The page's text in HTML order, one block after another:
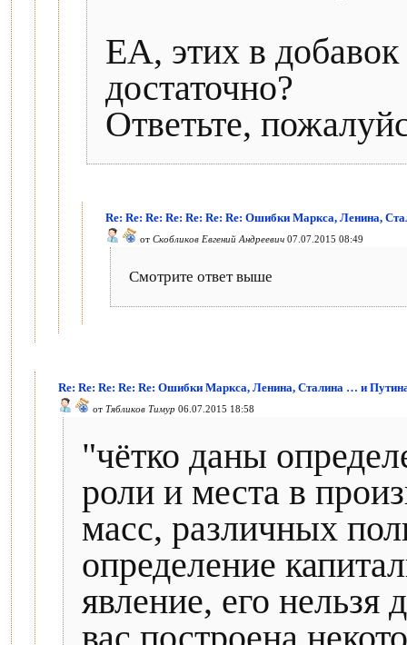
ЕА, этих в добавок
достаточно?
Ответьте,
Re: Re: Re: Re: Re: Re: Re: Ошибки Маркса, Ленина,
от Скобликов Евгений Андреевич 07.07.2015 08:49
Смотрите ответ выше
Re: Re: Re: Re: Re: Ошибки Маркса, Ленина, Сталина … и
от Тябликов Тимур 06.07.2015 18:58
"чётко даны
роли и места в
масс, различных
определение
явление, его нельзя